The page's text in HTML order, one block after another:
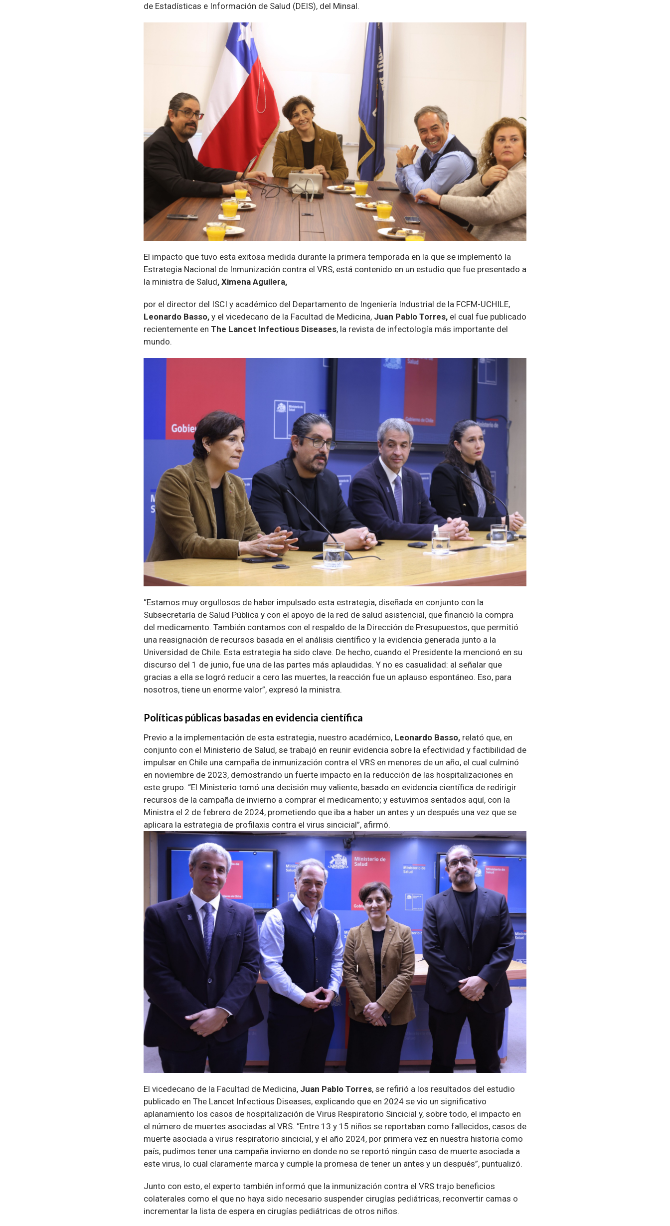
de Estadísticas e Información de Salud (DEIS), del Minsal.
El impacto que tuvo esta exitosa medida durante la primera temporada en la que se implementó la
Estrategia Nacional de Inmunización contra el VRS, está contenido en un estudio que fue presentado a
la ministra de Salud, Ximena Aguilera,
por el director del ISCI y académico del Departamento de Ingeniería Industrial de la FCFM-UCHILE,
Leonardo Basso, y el vicedecano de la Facultad de Medicina, Juan Pablo Torres, el cual fue publicado
recientemente en The Lancet Infectious Diseases, la revista de infectología más importante del
mundo.
“Estamos muy orgullosos de haber impulsado esta estrategia, diseñada en conjunto con la
Subsecretaría de Salud Pública y con el apoyo de la red de salud asistencial, que financió la compra
del medicamento. También contamos con el respaldo de la Dirección de Presupuestos, que permitió
una reasignación de recursos basada en el análisis científico y la evidencia generada junto a la
Universidad de Chile. Esta estrategia ha sido clave. De hecho, cuando el Presidente la mencionó en su
discurso del 1 de junio, fue una de las partes más aplaudidas. Y no es casualidad: al señalar que
gracias a ella se logró reducir a cero las muertes, la reacción fue un aplauso espontáneo. Eso, para
nosotros, tiene un enorme valor”, expresó la ministra.
Políticas públicas basadas en evidencia científica
Previo a la implementación de esta estrategia, nuestro académico, Leonardo Basso, relató que, en
conjunto con el Ministerio de Salud, se trabajó en reunir evidencia sobre la efectividad y factibilidad de
impulsar en Chile una campaña de inmunización contra el VRS en menores de un año, el cual culminó
en noviembre de 2023, demostrando un fuerte impacto en la reducción de las hospitalizaciones en
este grupo. “El Ministerio tomó una decisión muy valiente, basado en evidencia científica de redirigir
recursos de la campaña de invierno a comprar el medicamento; y estuvimos sentados aquí, con la
Ministra el 2 de febrero de 2024, prometiendo que iba a haber un antes y un después una vez que se
aplicara la estrategia de profilaxis contra el virus sincicial”, afirmó.
El vicedecano de la Facultad de Medicina, Juan Pablo Torres, se refirió a los resultados del estudio
publicado en The Lancet Infectious Diseases, explicando que en 2024 se vio un significativo
aplanamiento los casos de hospitalización de Virus Respiratorio Sincicial y, sobre todo, el impacto en
el número de muertes asociadas al VRS. “Entre 13 y 15 niños se reportaban como fallecidos, casos de
muerte asociada a virus respiratorio sincicial, y el año 2024, por primera vez en nuestra historia como
país, pudimos tener una campaña invierno en donde no se reportó ningún caso de muerte asociada a
este virus, lo cual claramente marca y cumple la promesa de tener un antes y un después”, puntualizó.
Junto con esto, el experto también informó que la inmunización contra el VRS trajo beneficios
colaterales como el que no haya sido necesario suspender cirugías pediátricas, reconvertir camas o
incrementar la lista de espera en cirugías pediátricas de otros niños.